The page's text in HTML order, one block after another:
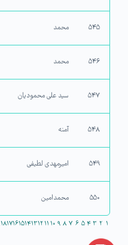
۵۴۵ محمد
۵۴۶ محمد
۵۴۷ سید علی محمودیان
۵۴۸ آمنه
۵۴۹ امیرمهدی لطیفی
۵۵۰ محمدامین
۱ ۲ ۳۴ ۵ ۶ ۷ ۸ ۹ ۱۰۱۱۱۲۱۳۱۴۱۵۱۶۱۷۱۸